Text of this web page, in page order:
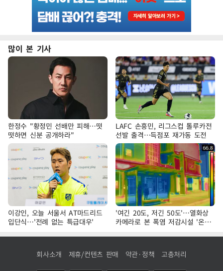
많이 본 기사
한정수 "황정민 선배만 피해…떳
떳하면 신분 공개하라"
LAFC 손흥민, 리그스컵 톨루카전
선발 출격…득점포 재가동 도전
이강인, 오늘 서울서 AT마드리드
입단식…'전례 없는 특급대우'
'여긴 20도, 저긴 50도'…열화상
카메라로 본 폭염 저감시설 '온도
차'
회사소개 제휴/컨텐츠 판매 약관·정책 고충처리